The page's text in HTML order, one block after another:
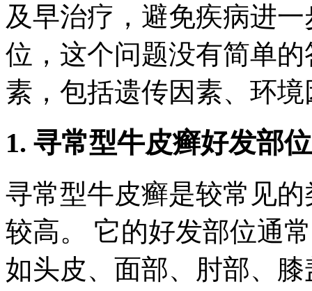
及早治疗，避免疾病进
位，这个问题没有简单
素，包括遗传因素、环
1. 寻常型牛皮癣好发部
寻常型牛皮癣是较常见
较高。 它的好发部位通
如头皮、面部、肘部、